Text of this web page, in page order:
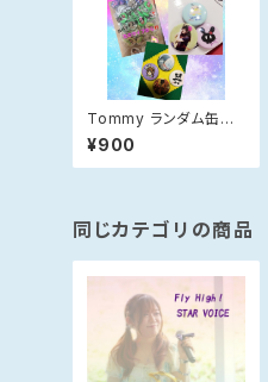
Tommy ランダム缶バ
ッチ
¥900
同じカテゴリの商品